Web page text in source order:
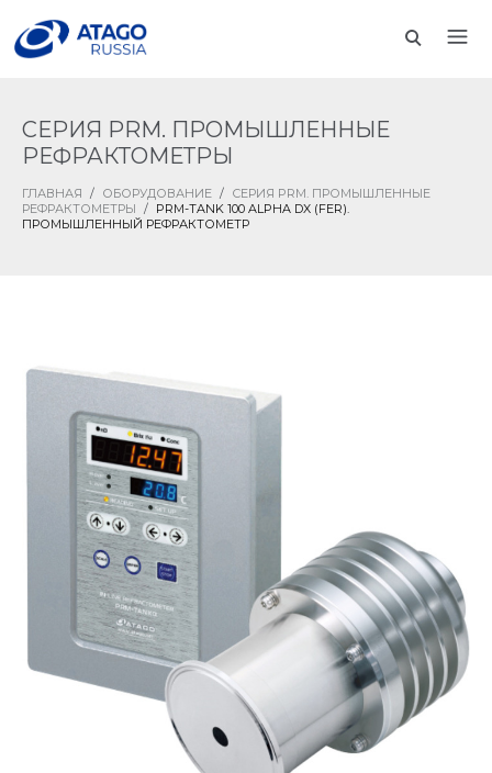
СЕРИЯ PRM. ПРОМЫШЛЕННЫЕ
РЕФРАКТОМЕТРЫ
ГЛАВНАЯ / ОБОРУДОВАНИЕ / СЕРИЯ PRM. ПРОМЫШЛЕННЫЕ
РЕФРАКТОМЕТРЫ / PRM-TANK 100 ALPHA DX (FER).
ПРОМЫШЛЕННЫЙ РЕФРАКТОМЕТР